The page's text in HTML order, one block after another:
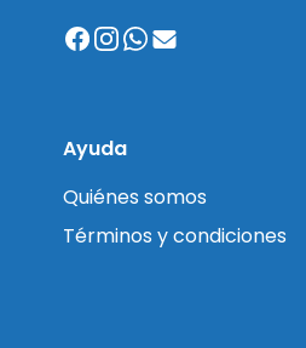
Ayuda
Quiénes somos
Términos y condiciones